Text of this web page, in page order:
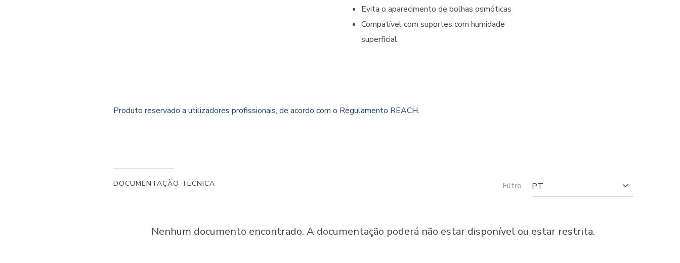
Evita o aparecimento de bolhas osmóticas
Compatível com suportes com humidade
superficial
Produto reservado a utilizadores profissionais, de acordo com o Regulamento REACH.
DOCUMENTAÇÃO TÉCNICA Filtro PT
Nenhum documento encontrado. A documentação poderá não estar disponível ou estar restrita.